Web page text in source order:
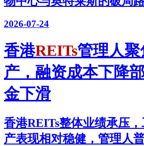
2026-07-24
香港REITs管理人
产，融资成本下降
金下滑
香港REITs整体业绩承压
产表现相对稳健，管理人